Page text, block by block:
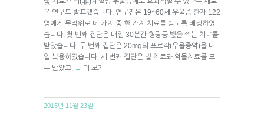
운 연구도 발표됐습니다. 연구진은 19~60세 우울증 환자 122
명에게 무작위로 네 가지 중 한 가지 치료를 받도록 배정하였
습니다. 첫 번째 집단은 매일 30분간 형광등 빛을 쬐는 치료를
받았습니다. 두 번째 집단은 20mg의 프로작(우울증약)을 매
일 복용하였습니다. 세 번째 집단은 빛 치료와 약물치료를 모
두 받았고,
→ 더 보기
2015년 11월 23일.